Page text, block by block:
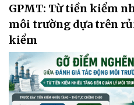
GPMT: Từ tiền kiểm
môi trường dựa trên
kiểm